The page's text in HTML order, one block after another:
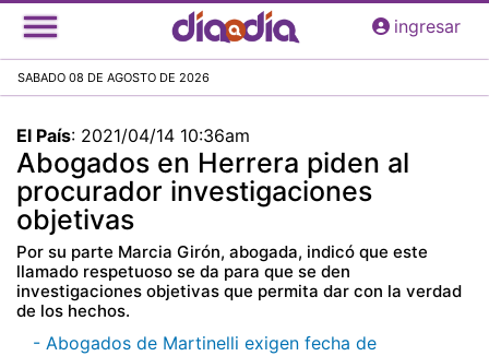
Pasar
al
principal
ingresar
SABADO 08 DE AGOSTO DE 2026
El País: 2021/04/14 10:36am
Abogados en Herrera piden al
procurador investigaciones
objetivas
Por su parte Marcia Girón, abogada, indicó que este
llamado respetuoso se da para que se den
investigaciones objetivas que permita dar con la verdad
de los hechos.
- Abogados de Martinelli exigen fecha de